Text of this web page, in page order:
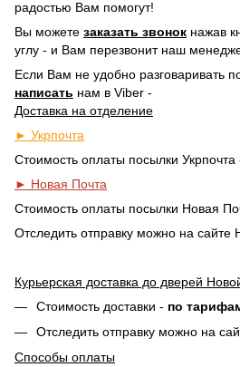
радостью Вам помогут!
Вы можете заказать звонок нажав
углу - и Вам перезвонит наш
Если Вам не удобно разговаривать
написать нам в Viber -
Доставка на отделение
► Укрпочта
Стоимость оплаты посылки Укрпочта
► Новая Почта
Стоимость оплаты посылки Новая
Отследить отправку можно на сайте
Курьерская доставка до дверей
Стоимость доставки - по
Отследить отправку можно на
Способы оплаты